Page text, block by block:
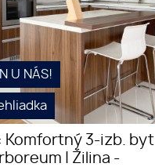
U NÁS!
Komfortný 3-izb. byt
| Žilina -